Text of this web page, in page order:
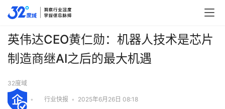
英伟达CEO黄仁勋：机器人技术是芯片
制造商继AI之后的最大机遇
32度域
• 行业快报 • 2025年6月26日 08:18